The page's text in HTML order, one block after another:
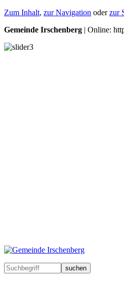
Zum Inhalt, zur Navigation oderzur
Gemeinde Irschenberg | Online:
suchen